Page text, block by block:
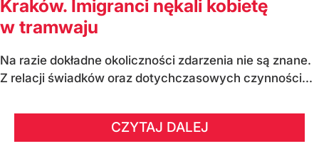
Kraków. Imigranci nękali kobietę
w tramwaju
Na razie dokładne okoliczności zdarzenia nie są znane.
Z relacji świadków oraz dotychczasowych czynności...
CZYTAJ DALEJ